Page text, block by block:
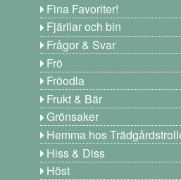
Fina Favoriter!
Fjärilar och bin
Frågor & Svar
Frö
Fröodla
Frukt & Bär
Grönsaker
Hemma hos
Hiss & Diss
Höst